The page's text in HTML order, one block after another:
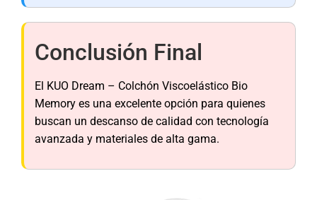
Conclusión Final
El KUO Dream – Colchón Viscoelástico Bio
Memory es una excelente opción para quienes
buscan un descanso de calidad con tecnología
avanzada y materiales de alta gama.